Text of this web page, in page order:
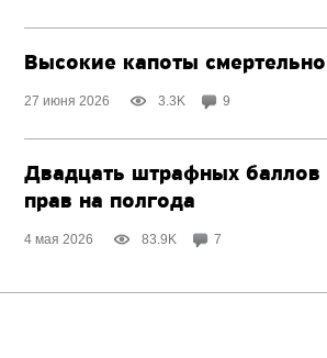
Высокие капоты
27 июня 2026 3.3K 9
Двадцать штрафных
прав на полгода
4 мая 2026 83.9K 7